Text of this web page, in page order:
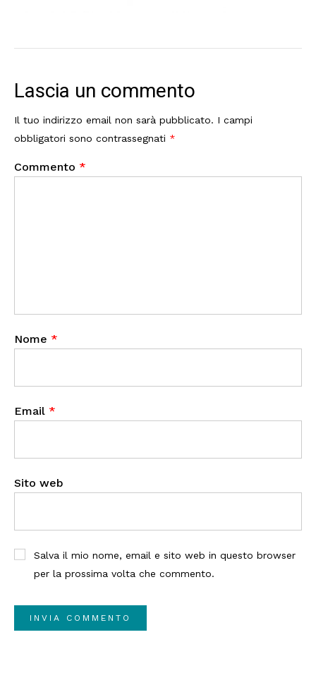
Lascia un commento
Il tuo indirizzo email non sarà pubblicato. I campi
obbligatori sono contrassegnati *
Commento *
Nome *
Email *
Sito web
Salva il mio nome, email e sito web in questo browser
per la prossima volta che commento.